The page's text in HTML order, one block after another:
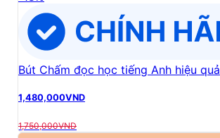
Bút Chấm đọc học tiếng Anh hiệu quả
1,480,000VND
1,750,000VND